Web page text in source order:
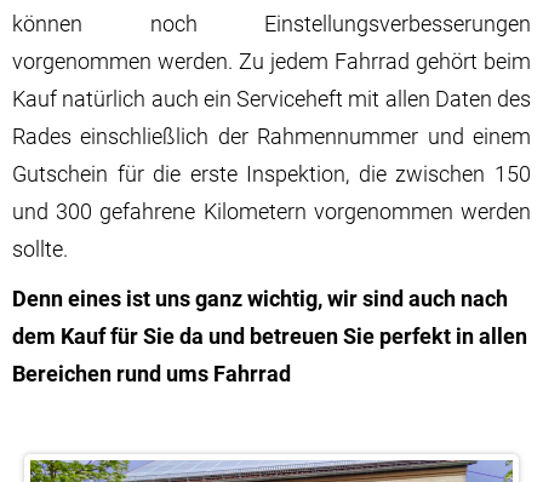
können noch Einstellungsverbesserungen
vorgenommen werden. Zu jedem Fahrrad gehört beim
Kauf natürlich auch ein Serviceheft mit allen Daten des
Rades einschließlich der Rahmennummer und einem
Gutschein für die erste Inspektion, die zwischen 150
und 300 gefahrene Kilometern vorgenommen werden
sollte.
Denn eines ist uns ganz wichtig, wir sind auch nach
dem Kauf für Sie da und betreuen Sie perfekt in allen
Bereichen rund ums Fahrrad